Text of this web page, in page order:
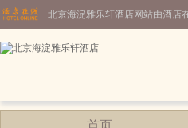
北京海淀雅乐轩酒店网站由酒店